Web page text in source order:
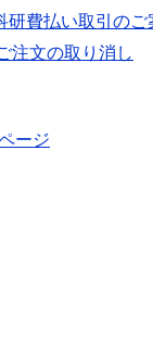
研費払い取引のご
注文の取り消し
ージ